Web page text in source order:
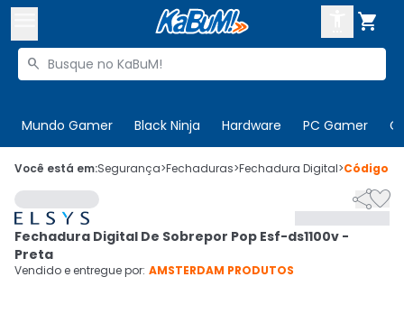

Buscar produtos

Mundo Gamer Black Ninja Hardware PC Gamer
 Olá. Acesse sua conta
 Departamentos
Cupons
CADASTRE-SE
Você está em:Segurança>Fechaduras>Fechadura Digital>Código

Fechadura Digital De Sobrepor Pop Esf-ds1100v -
Preta
Vendido e entregue por: AMSTERDAM PRODUTOS